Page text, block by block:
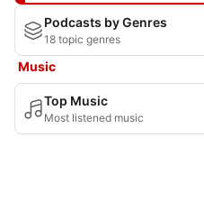
Podcasts by Genres
18 topic genres
Music
Top Music
Most listened music